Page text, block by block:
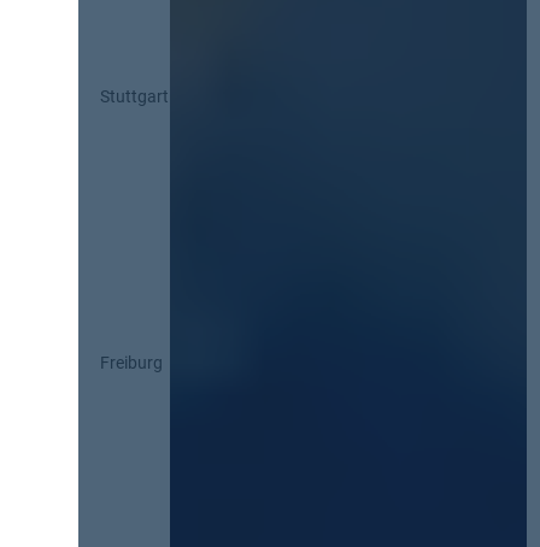
Stuttgart
Freiburg